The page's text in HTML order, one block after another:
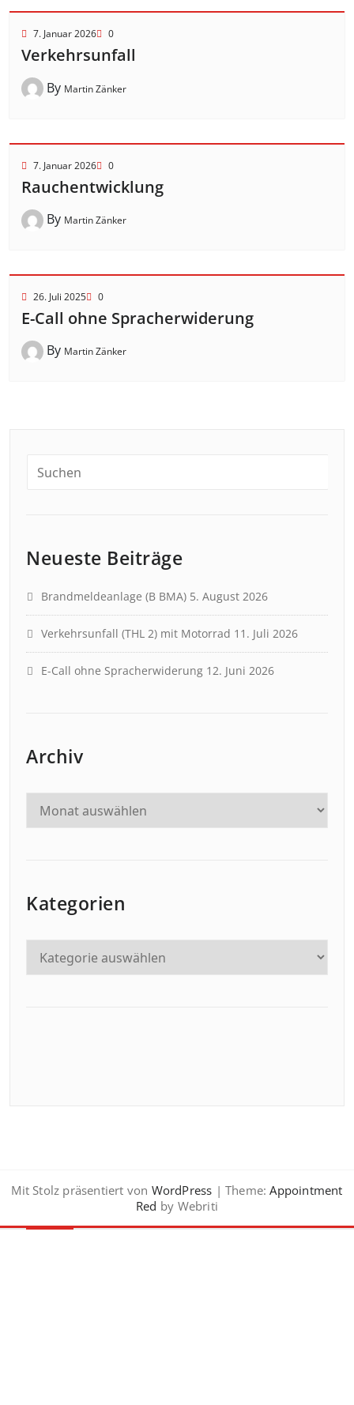
7. Januar 2026 0
Verkehrsunfall
By Martin Zänker
7. Januar 2026 0
Rauchentwicklung
By Martin Zänker
26. Juli 2025 0
E-Call ohne Spracherwiderung
By Martin Zänker
Neueste Beiträge
Brandmeldeanlage (B BMA) 5. August 2026
Verkehrsunfall (THL 2) mit Motorrad 11. Juli 2026
E-Call ohne Spracherwiderung 12. Juni 2026
Archiv
Kategorien
Mit Stolz präsentiert von WordPress | Theme: Appointment
Red by Webriti